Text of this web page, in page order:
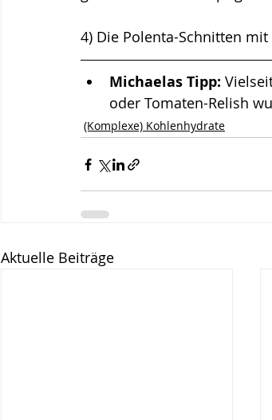
4) Die Polenta-Schnitten
Michaelas Tipp:
oder Tomaten-Relish
(Komplexe) Kohlenhydrate
Aktuelle Beiträge